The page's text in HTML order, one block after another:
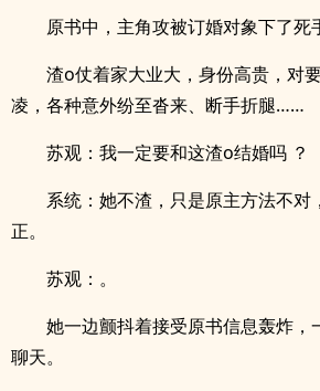
原书中，主角攻被订婚对象下了死
渣o仗着家大业大，身份高贵，对
凌，各种意外纷至沓来、断手折腿……
苏观：我一定要和这渣o结婚吗 ？
系统：她不渣，只是原主方法不对
正。
苏观：。
她一边颤抖着接受原书信息轰炸，
聊天。